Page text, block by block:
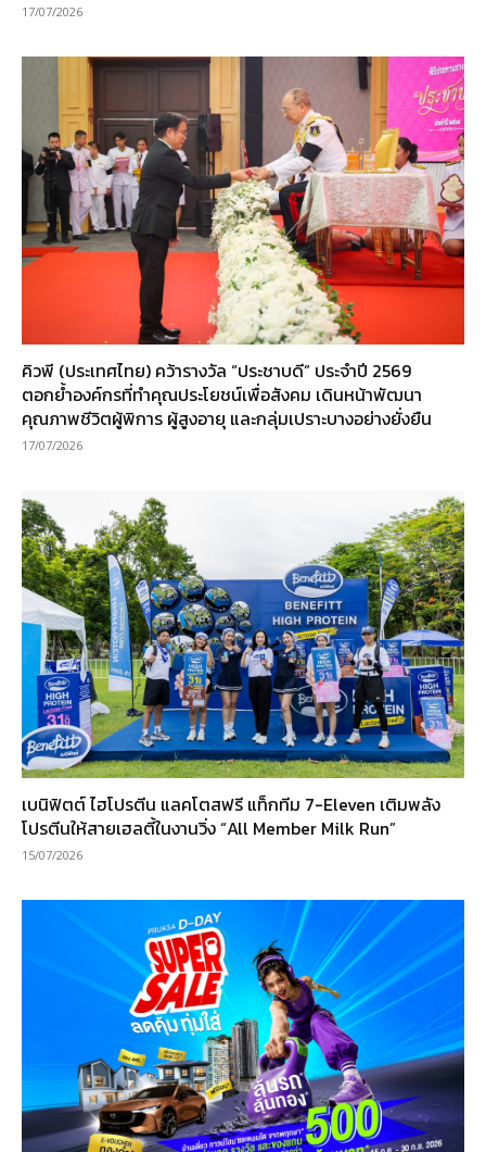
17/07/2026
คิวพี (ประเทศไทย) คว้ารางวัล “ประชาบดี” ประจำปี 2569
ตอกย้ำองค์กรที่ทำคุณประโยชน์เพื่อสังคม เดินหน้าพัฒนา
คุณภาพชีวิตผู้พิการ ผู้สูงอายุ และกลุ่มเปราะบางอย่างยั่งยืน
17/07/2026
เบนิฟิตต์ ไฮโปรตีน แลคโตสฟรี แท็กทีม 7-Eleven เติมพลัง
โปรตีนให้สายเฮลตี้ในงานวิ่ง “All Member Milk Run”
15/07/2026